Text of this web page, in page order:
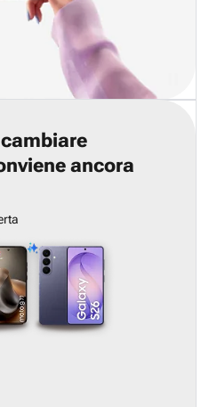
ancora